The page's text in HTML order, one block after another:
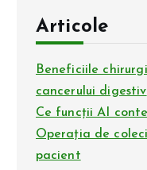
Articole
Beneficiile
cancerului digestiv
Ce funcții AI
Operația de
pacient